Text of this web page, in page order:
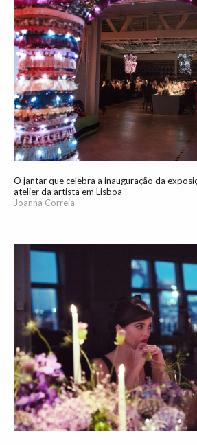
O jantar que celebra a inauguração da
atelier da artista em Lisboa
Joanna Correia